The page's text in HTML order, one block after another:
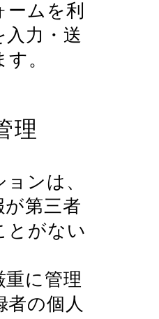
ームを利
入力・送
。
理
ンは、
が第三者
とがない
重に管理
者の個人